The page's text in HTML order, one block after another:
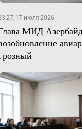
17 июля 2026
МИД